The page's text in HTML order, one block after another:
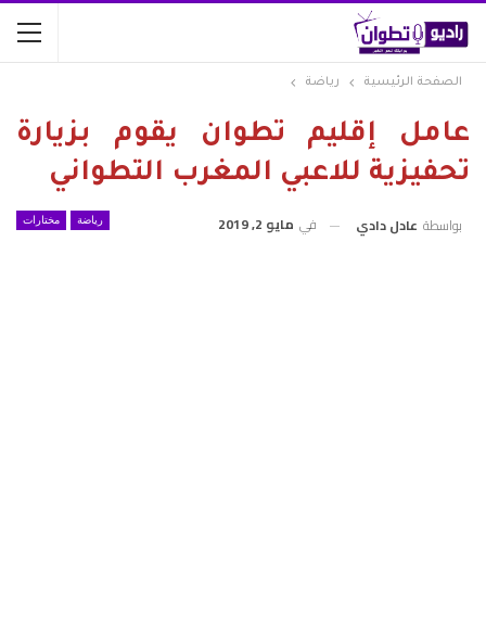
الصفحة الرئيسية رياضة
عامل إقليم تطوان يقوم بزيارة
تحفيزية للاعبي المغرب التطواني
رياضة مختارات بواسطة عادل دادي في مايو 2, 2019